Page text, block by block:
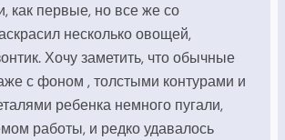
как первые, но все же со
несколько овощей,
Хочу заметить, что обычные
с фоном , толстыми контурами и
ребенка немного пугали,
работы, и редко удавалось